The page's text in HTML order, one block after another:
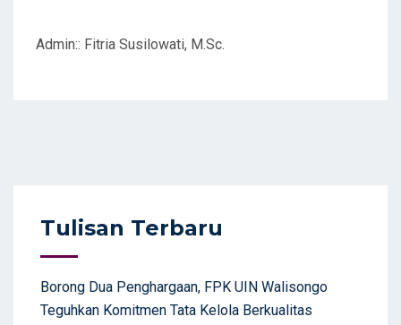
Admin:: Fitria Susilowati, M.Sc.
Tulisan Terbaru
Borong Dua Penghargaan, FPK UIN Walisongo
Teguhkan Komitmen Tata Kelola Berkualitas